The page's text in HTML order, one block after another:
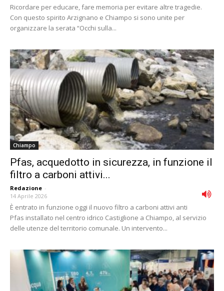
Ricordare per educare, fare memoria per evitare altre tragedie.
Con questo spirito Arzignano e Chiampo si sono unite per
organizzare la serata “Occhi sulla...
Chiampo
Pfas, acquedotto in sicurezza, in funzione il
filtro a carboni attivi...
Redazione -
14 Aprile 2026
È entrato in funzione oggi il nuovo filtro a carboni attivi anti
Pfas installato nel centro idrico Castiglione a Chiampo, al servizio
delle utenze del territorio comunale. Un intervento...